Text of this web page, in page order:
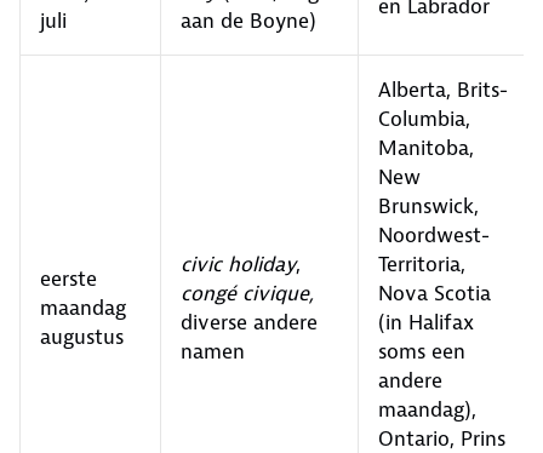
juli
aan de Boyne)
en Labrador
eerste
maandag
augustus
civic holiday,
congé civique,
diverse andere
namen
Alberta, Brits-
Columbia,
Manitoba,
New
Brunswick,
Noordwest-
Territoria,
Nova Scotia
(in Halifax
soms een
andere
maandag),
Ontario, Prins